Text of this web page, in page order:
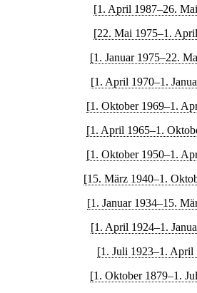
[1. April 1987–26.
[22. Mai 1975–1.
[1. Januar 1975–22.
[1. April 1970–1.
[1. Oktober 1969–1.
[1. April 1965–1.
[1. Oktober 1950–1.
[15. März 1940–1.
[1. Januar 1934–15.
[1. April 1924–1.
[1. Juli 1923–1. April
[1. Oktober 1879–1.